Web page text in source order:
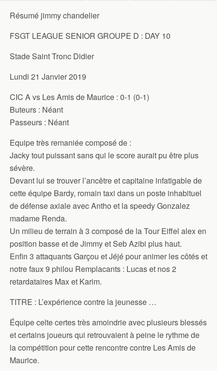
Résumé jimmy chandelier
FSGT LEAGUE SENIOR GROUPE D : DAY 10
Stade Saint Tronc Didier
Lundi 21 Janvier 2019
CIC A vs Les Amis de Maurice : 0-1 (0-1)
Buteurs : Néant
Passeurs : Néant
Equipe très remaniée composé de :
Jacky tout puissant sans qui le score aurait pu être plus
sévère.
Devant lui se trouver l’ancêtre et capitaine infatigable de
cette équipe Bardy, romain taxi dans un poste inhabituel
de défense axiale avec Antho et la speedy Gonzalez
madame Renda.
Un milieu de terrain à 3 composé de la Tour Eiffel alex en
position basse et de Jimmy et Seb Azibi plus haut.
Enfin 3 attaquants Garçou et Jéjé pour animer les côtés et
notre faux 9 philou Remplacants : Lucas et nos 2
retardataires Max et Karim.
TITRE : L’expérience contre la jeunesse …
Équipe celte certes très amoindrie avec plusieurs blessés
et certains joueurs qui retrouvaient à peine le rythme de
la compétition pour cette rencontre contre Les Amis de
Maurice.